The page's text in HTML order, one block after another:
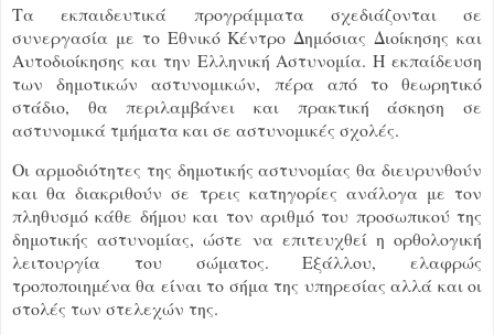
Τα εκπαιδευτικά προγράμματα σχεδιάζονται σε
συνεργασία με το Εθνικό Κέντρο Δημόσιας Διοίκησης και
Αυτοδιοίκησης και την Ελληνική Αστυνομία. Η εκπαίδευση
των δημοτικών αστυνομικών, πέρα από το θεωρητικό
στάδιο, θα περιλαμβάνει και πρακτική άσκηση σε
αστυνομικά τμήματα και σε αστυνομικές σχολές.
Οι αρμοδιότητες της δημοτικής αστυνομίας θα διευρυνθούν
και θα διακριθούν σε τρεις κατηγορίες ανάλογα με τον
πληθυσμό κάθε δήμου και τον αριθμό του προσωπικού της
δημοτικής αστυνομίας, ώστε να επιτευχθεί η ορθολογική
λειτουργία του σώματος. Εξάλλου, ελαφρώς
τροποποιημένα θα είναι το σήμα της υπηρεσίας αλλά και οι
στολές των στελεχών της.